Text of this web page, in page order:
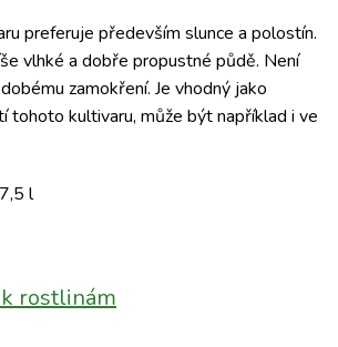
preferuje především slunce a polostín.
vlhké a dobře propustné půdě. Není
zamokření. Je vhodný jako
tohoto kultivaru, může být například i ve
l
rostlinám